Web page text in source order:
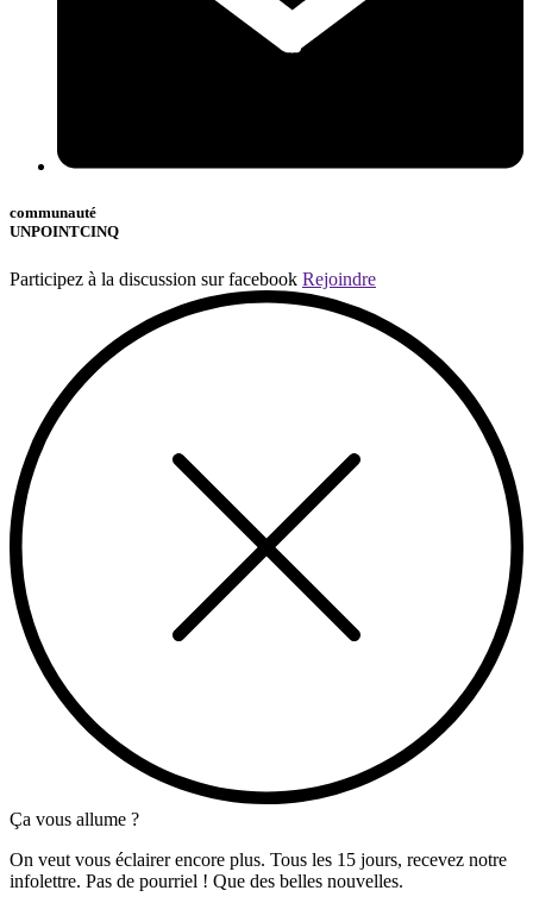
communauté
UNPOINTCINQ
Participez à la discussion sur facebook Rejoindre
Ça vous allume ?
On veut vous éclairer encore plus. Tous les 15 jours, recevez notre
infolettre. Pas de pourriel ! Que des belles nouvelles.